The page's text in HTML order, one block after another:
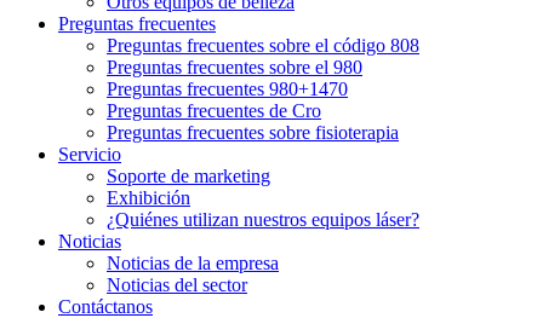
Preguntas frecuentes
Preguntas frecuentes sobre el código 808
Preguntas frecuentes sobre el 980
Preguntas frecuentes 980+1470
Preguntas frecuentes de Cro
Preguntas frecuentes sobre fisioterapia
Servicio
Soporte de marketing
Exhibición
¿Quiénes utilizan nuestros equipos láser?
Noticias
Noticias de la empresa
Noticias del sector
Contáctanos